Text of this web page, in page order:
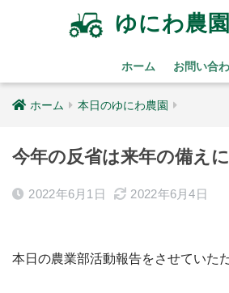
ゆにわ農
ホーム お問い合
ホーム 本日のゆにわ農園
今年の反省は来年の備えに
2022年6月1日 2022年6月4日
本日の農業部活動報告をさせていた